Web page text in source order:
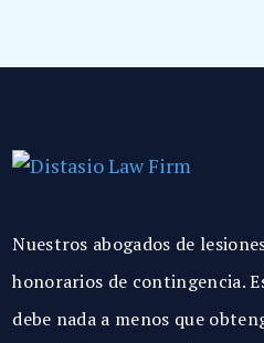
Nuestros abogados de
honorarios de contingencia.
debe nada a menos que